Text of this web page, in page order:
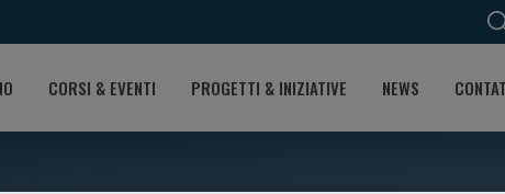
CORSI & EVENTI PROGETTI & INIZIATIVE NEWS